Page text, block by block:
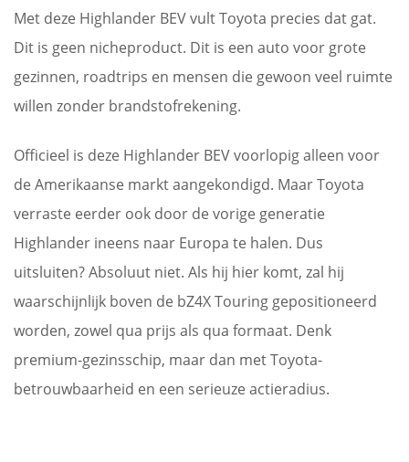
Met deze Highlander BEV vult Toyota precies dat gat.
Dit is geen nicheproduct. Dit is een auto voor grote
gezinnen, roadtrips en mensen die gewoon veel ruimte
willen zonder brandstofrekening.
Officieel is deze Highlander BEV voorlopig alleen voor
de Amerikaanse markt aangekondigd. Maar Toyota
verraste eerder ook door de vorige generatie
Highlander ineens naar Europa te halen. Dus
uitsluiten? Absoluut niet. Als hij hier komt, zal hij
waarschijnlijk boven de bZ4X Touring gepositioneerd
worden, zowel qua prijs als qua formaat. Denk
premium-gezinsschip, maar dan met Toyota-
betrouwbaarheid en een serieuze actieradius.